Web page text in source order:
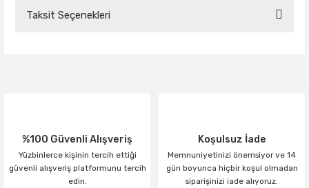
Taksit Seçenekleri
%100 Güvenli Alışveriş
Yüzbinlerce kişinin tercih ettiği
güvenli alışveriş platformunu tercih
edin.
Koşulsuz İade
Memnuniyetinizi önemsiyor ve 14
gün boyunca hiçbir koşul olmadan
siparişinizi iade alıyoruz.